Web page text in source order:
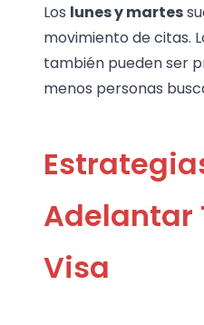
Los lunes y martes
movimiento de citas.
también pueden ser
menos personas
Adelantar
Visa